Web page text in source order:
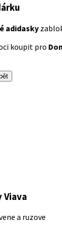
adidasky
koupit pro
Viava
a ruzove